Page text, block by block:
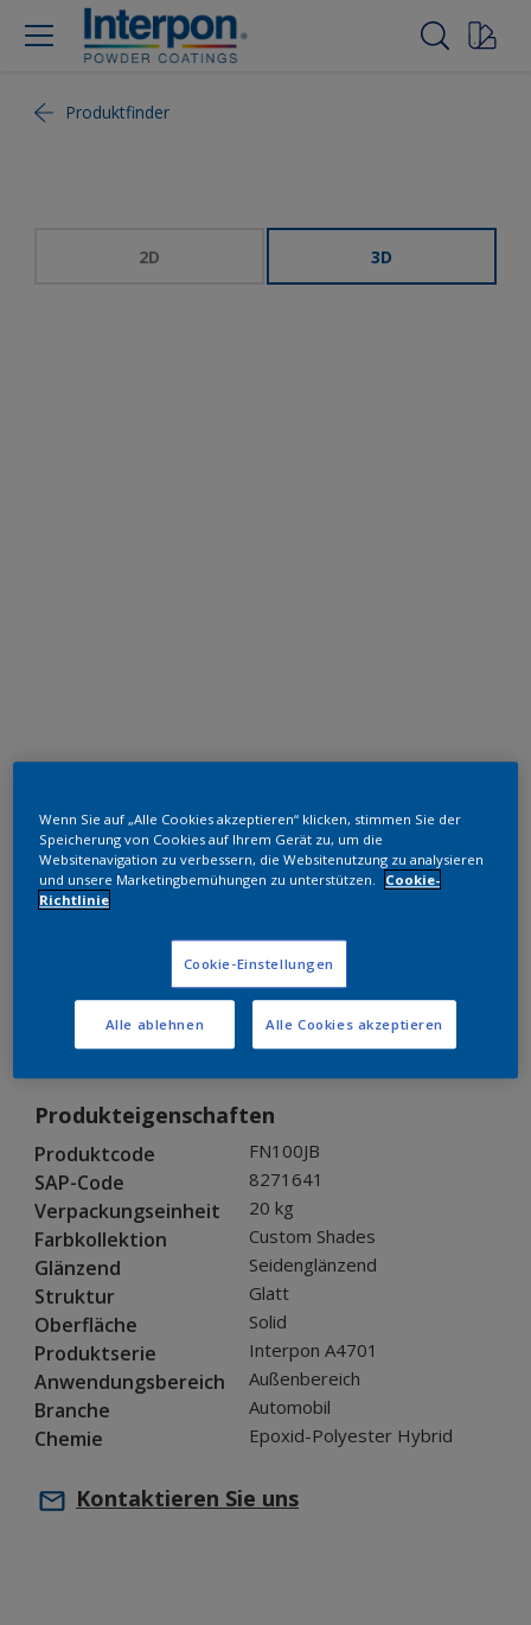
Produktfinder
2D 3D
Epoxid-Polyester Hybrid
Black
FN100JB
Muster bestellen
Bestellen Sie direkt im Webshop
Produkteigenschaften
Produktcode FN100JB
SAP-Code 8271641
Verpackungseinheit 20 kg
Farbkollektion Custom Shades
Glänzend Seidenglänzend
Struktur Glatt
Oberfläche Solid
Produktserie Interpon A4701
Anwendungsbereich Außenbereich
Branche Automobil
Chemie Epoxid-Polyester Hybrid
Kontaktieren Sie uns
Wenn Sie auf „Alle Cookies akzeptieren“ klicken, stimmen Sie der
Speicherung von Cookies auf Ihrem Gerät zu, um die
Websitenavigation zu verbessern, die Websitenutzung zu analysieren
und unsere Marketingbemühungen zu unterstützen.
Cookie-
Richtlinie
Cookie-Einstellungen
Alle ablehnen Alle Cookies akzeptieren